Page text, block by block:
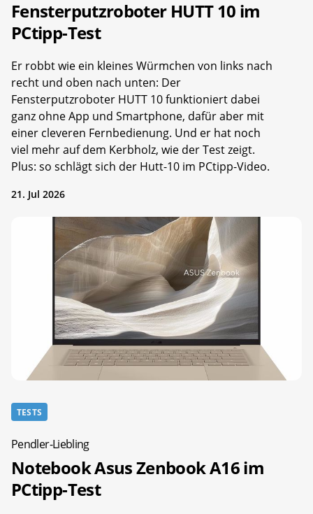
Fensterputzroboter HUTT 10 im
PCtipp-Test
Er robbt wie ein kleines Würmchen von links nach
recht und oben nach unten: Der
Fensterputzroboter HUTT 10 funktioniert dabei
ganz ohne App und Smartphone, dafür aber mit
einer cleveren Fernbedienung. Und er hat noch
viel mehr auf dem Kerbholz, wie der Test zeigt.
Plus: so schlägt sich der Hutt-10 im PCtipp-Video.
21. Jul 2026
TESTS
Pendler-Liebling
Notebook Asus Zenbook A16 im
PCtipp-Test